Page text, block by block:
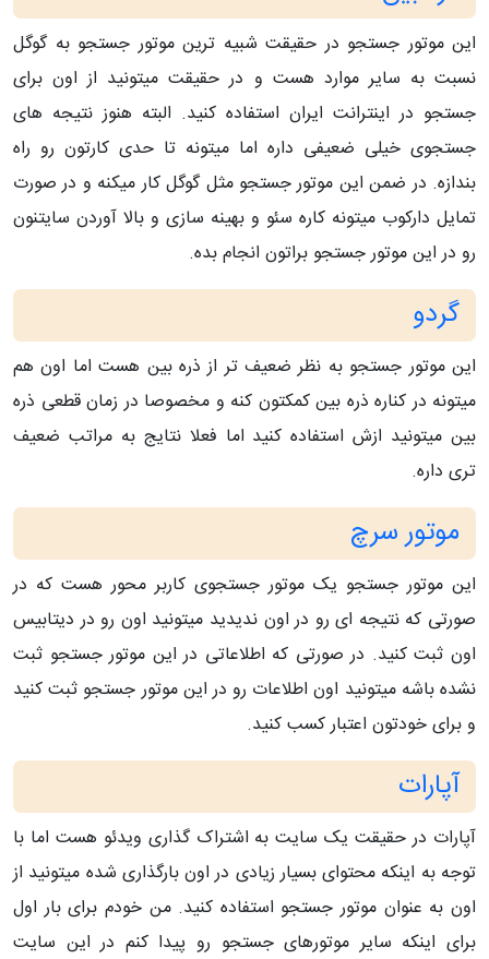
این موتور جستجو در حقیقت شبیه ترین موتور جستجو به گوگل
نسبت به سایر موارد هست و در حقیقت میتونید از اون برای
جستجو در اینترانت ایران استفاده کنید. البته هنوز نتیجه های
جستجوی خیلی ضعیفی داره اما میتونه تا حدی کارتون رو راه
بندازه. در ضمن این موتور جستجو مثل گوگل کار میکنه و در صورت
تمایل دارکوب میتونه کاره سئو و بهینه سازی و بالا آوردن سایتنون
رو در این موتور جستجو براتون انجام بده.
گردو
این موتور جستجو به نظر ضعیف تر از ذره بین هست اما اون هم
میتونه در کناره ذره بین کمکتون کنه و مخصوصا در زمان قطعی ذره
بین میتونید ازش استفاده کنید اما فعلا نتایج به مراتب ضعیف
تری داره.
موتور سرچ
این موتور جستجو یک موتور جستجوی کاربر محور هست که در
صورتی که نتیجه ای رو در اون ندیدید میتونید اون رو در دیتابیس
اون ثبت کنید. در صورتی که اطلاعاتی در این موتور جستجو ثبت
نشده باشه میتونید اون اطلاعات رو در این موتور جستجو ثبت کنید
و برای خودتون اعتبار کسب کنید.
آپارات
آپارات در حقیقت یک سایت به اشتراک گذاری ویدئو هست اما با
توجه به اینکه محتوای بسیار زیادی در اون بارگذاری شده میتونید از
اون به عنوان موتور جستجو استفاده کنید. من خودم برای بار اول
برای اینکه سایر موتورهای جستجو رو پیدا کنم در این سایت